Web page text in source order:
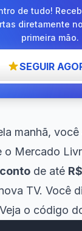
de tudo!
diretamente
primeira mão.
SEGUIR
manhã,
o Mercado
de até
TV. Você
o código